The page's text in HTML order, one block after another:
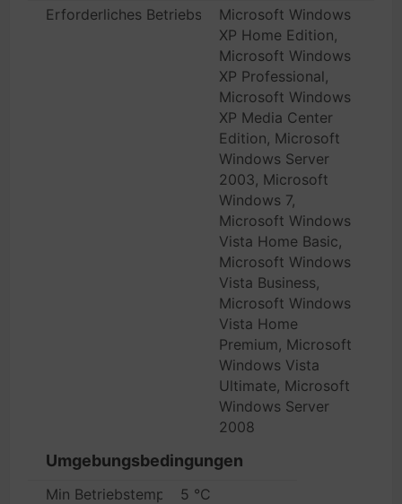
Erforderliches BetriebssystemMicrosoft Windows
XP Home Edition,
Microsoft Windows
XP Professional,
Microsoft Windows
XP Media Center
Edition, Microsoft
Windows Server
2003, Microsoft
Windows 7,
Microsoft Windows
Vista Home Basic,
Microsoft Windows
Vista Business,
Microsoft Windows
Vista Home
Premium, Microsoft
Windows Vista
Ultimate, Microsoft
Windows Server
2008
Umgebungsbedingungen
Min Betriebstemperatur
5 °C